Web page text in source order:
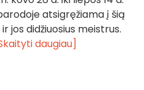
atsigręžiama į šią
jos didžiuosius meistrus.
daugiau]